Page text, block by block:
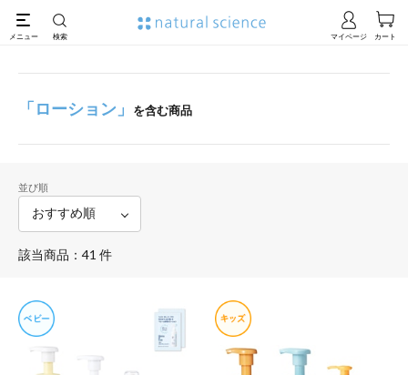
「ローション」 を含む商品
並び順
該当商品：41 件